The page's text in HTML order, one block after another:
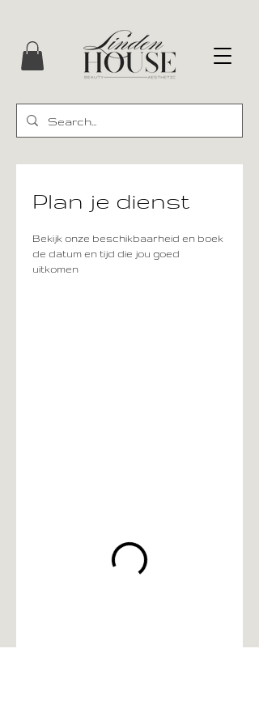
Plan je dienst
Bekijk onze beschikbaarheid en boek
de datum en tijd die jou goed
uitkomen